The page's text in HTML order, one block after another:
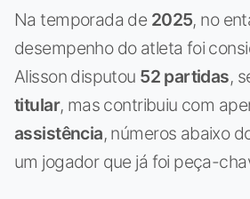
Na temporada de 2025, no
desempenho do atleta foi
Alisson disputou 52 partidas,
titular, mas contribuiu com
assistência, números abaixo
um jogador que já foi peça-